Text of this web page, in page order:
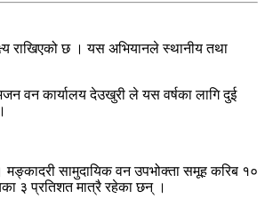
राखिएको छ । यस अभियानले स्थानीय तथा
वन कार्यालय देउखुरी ले यस वर्षका लागि दुई
मङ्कादरी सामुदायिक वन उपभोक्ता समूह करिब १०
३ प्रतिशत मात्रै रहेका छन् ।